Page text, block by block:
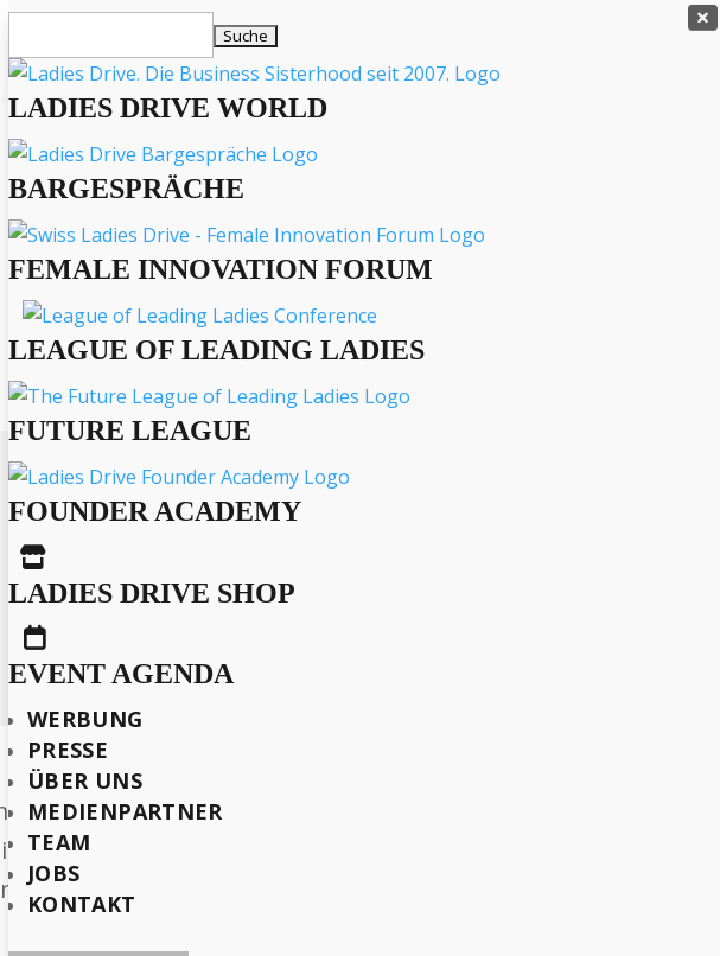

nach:
LADIES DRIVE WORLD
BARGESPRÄCHE
FEMALE INNOVATION FORUM
LEAGUE OF LEADING LADIES
FUTURE LEAGUE
FOUNDER ACADEMY

LADIES DRIVE SHOP

EVENT AGENDA
WERBUNG
PRESSE
ÜBER UNS
MEDIENPARTNER
TEAM
JOBS
KONTAKT
Technology“, hat mit der Lancierung ihres
der Hörsystemtechnologie gesetzt. Der
moderne und diskrete Lösungen für